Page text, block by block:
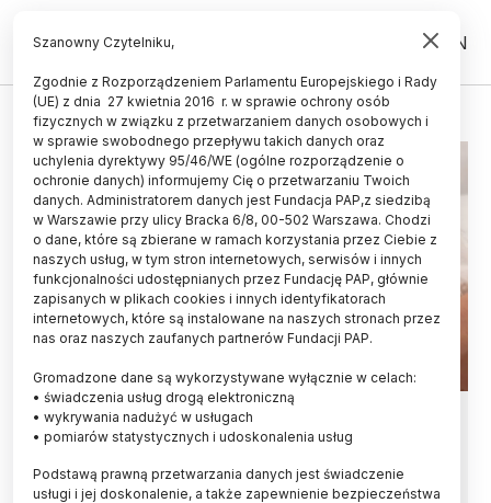
PL EN
PRZEDWCZESNY PORÓD
Żucie gumy bez cukru może
zapobiegać przedwczesnym
porodom
Szanowny Czytelniku,
Zgodnie z Rozporządzeniem Parlamentu Europejskiego i Rady
(UE) z dnia 27 kwietnia 2016 r. w sprawie ochrony osób
fizycznych w związku z przetwarzaniem danych osobowych i
w sprawie swobodnego przepływu takich danych oraz
uchylenia dyrektywy 95/46/WE (ogólne rozporządzenie o
ochronie danych) informujemy Cię o przetwarzaniu Twoich
danych. Administratorem danych jest Fundacja PAP,z siedzibą
w Warszawie przy ulicy Bracka 6/8, 00-502 Warszawa. Chodzi
o dane, które są zbierane w ramach korzystania przez Ciebie z
naszych usług, w tym stron internetowych, serwisów i innych
funkcjonalności udostępnianych przez Fundację PAP, głównie
zapisanych w plikach cookies i innych identyfikatorach
internetowych, które są instalowane na naszych stronach przez
nas oraz naszych zaufanych partnerów Fundacji PAP.
Gromadzone dane są wykorzystywane wyłącznie w celach:
• świadczenia usług drogą elektroniczną
• wykrywania nadużyć w usługach
• pomiarów statystycznych i udoskonalenia usług
Podstawą prawną przetwarzania danych jest świadczenie
usługi i jej doskonalenie, a także zapewnienie bezpieczeństwa